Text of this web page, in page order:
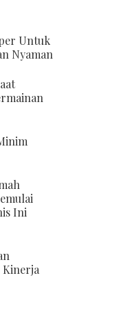
Untuk
Nyaman
Ini